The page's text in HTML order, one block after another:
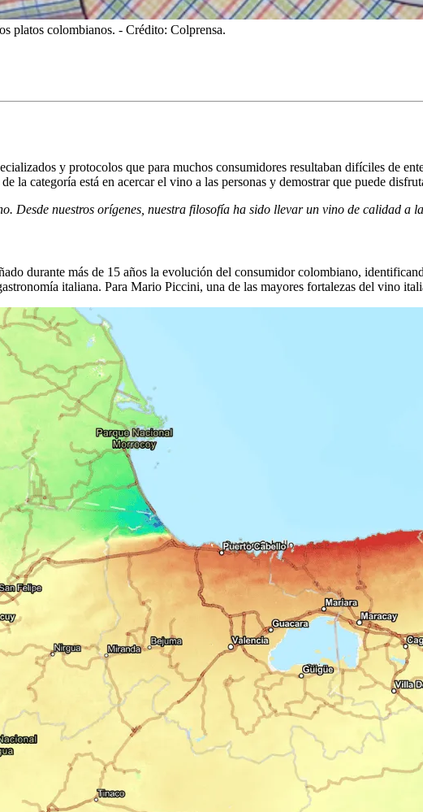
platos colombianos. - Crédito: Colprensa.
y protocolos que para muchos consumidores resultaban difíciles de
la categoría está en acercar el vino a las personas y demostrar que puede
Desde nuestros orígenes, nuestra filosofía ha sido llevar un vino de calidad a
durante más de 15 años la evolución del consumidor colombiano,
italiana. Para Mario Piccini, una de las mayores fortalezas del vino